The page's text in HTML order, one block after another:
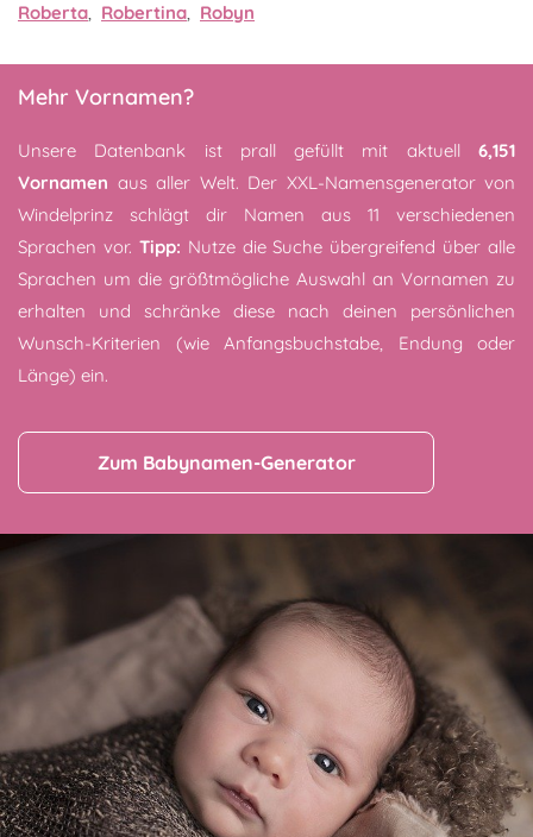
Roberta, Robertina, Robyn
Mehr Vornamen?
Unsere Datenbank ist prall gefüllt mit aktuell 6,151
Vornamen aus aller Welt. Der XXL-Namensgenerator von
Windelprinz schlägt dir Namen aus 11 verschiedenen
Sprachen vor. Tipp: Nutze die Suche übergreifend über alle
Sprachen um die größtmögliche Auswahl an Vornamen zu
erhalten und schränke diese nach deinen persönlichen
Wunsch-Kriterien (wie Anfangsbuchstabe, Endung oder
Länge) ein.
Zum Babynamen-Generator